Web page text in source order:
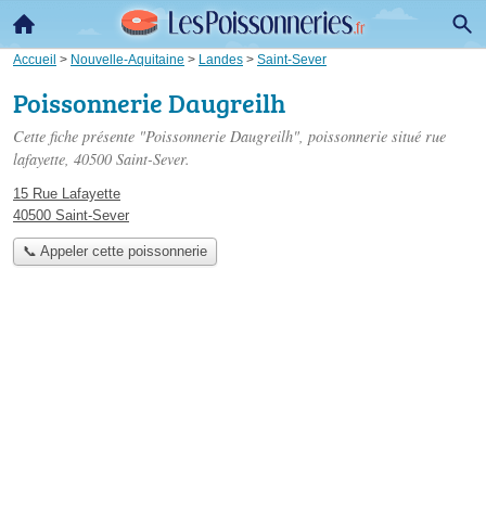
Accueil > Nouvelle-Aquitaine > Landes > Saint-Sever
Poissonnerie Daugreilh
Cette fiche présente "Poissonnerie Daugreilh", poissonnerie situé rue
lafayette, 40500 Saint-Sever.
15 Rue Lafayette
40500 Saint-Sever
📞 Appeler cette poissonnerie